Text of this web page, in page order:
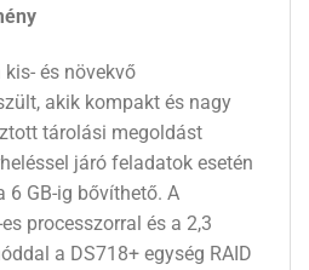
és növekvő
akik kompakt és nagy
tárolási megoldást
járó feladatok esetén
6 GB-ig bővíthető. A
processzorral és a 2,3
a DS718+ egység RAID